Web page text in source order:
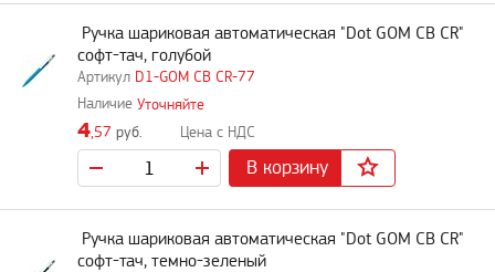
D1-GOM CB CR-77
Ручка шариковая автоматическая "Dot GOM CB CR"
софт-тач, голубой
Уточняйте
4,57 руб.
В корзину
Ручка шариковая автоматическая "Dot GOM CB CR"
софт-тач, темно-зеленый